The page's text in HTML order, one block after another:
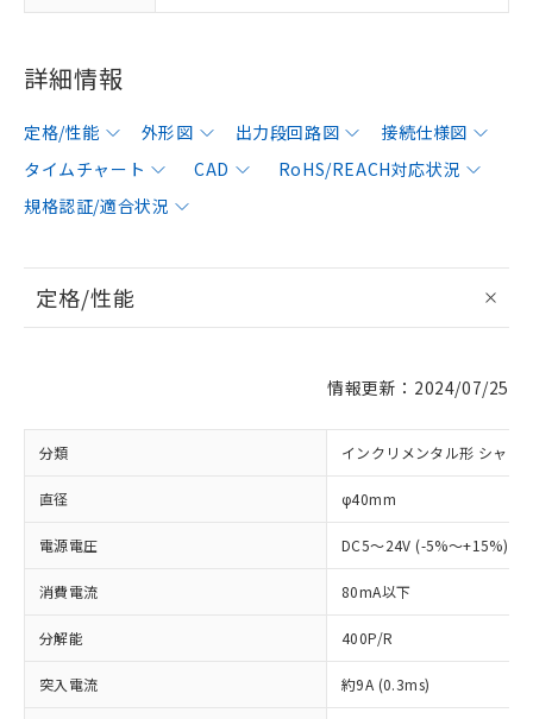
詳細情報
定格/性能 外形図 出力段回路図
接続仕様図
タイムチャート
CAD
RoHS/REACH対応状況
規格認証/適合状況
定格/性能
情報更新：2024/07/25
分類 インクリメンタル形 シャフ
直径 φ40mm
電源電圧 DC5～24V (-5%～+15%)
消費電流 80mA以下
分解能 400P/R
突入電流 約9A (0.3ms)